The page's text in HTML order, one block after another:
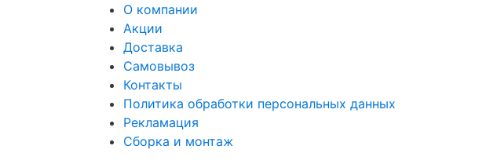
О компании
Акции
Доставка
Самовывоз
Контакты
Политика обработки персональных данных
Рекламация
Сборка и монтаж